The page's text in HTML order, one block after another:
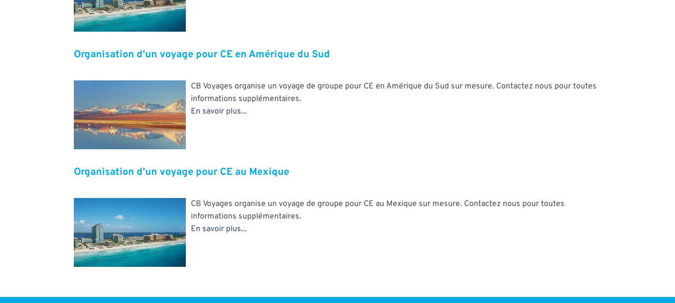
Organisation d’un voyage pour CE en Amérique du Sud
CB Voyages organise un voyage de groupe pour CE en Amérique du Sud sur mesure. Contactez nous pour toutes
informations supplémentaires.
En savoir plus...
Organisation d’un voyage pour CE au Mexique
CB Voyages organise un voyage de groupe pour CE au Mexique sur mesure. Contactez nous pour toutes
informations supplémentaires.
En savoir plus...